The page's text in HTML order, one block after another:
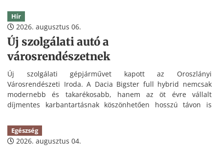
Hír
2026. augusztus 06.
Új szolgálati autó a
városrendészetnek
Új szolgálati gépjárművet kapott az Oroszlányi
Városrendészeti Iroda. A Dacia Bigster full hybrid nemcsak
modernebb és takarékosabb, hanem az öt évre vállalt
díjmentes karbantartásnak köszönhetően hosszú távon is
Egészség
2026. augusztus 04.